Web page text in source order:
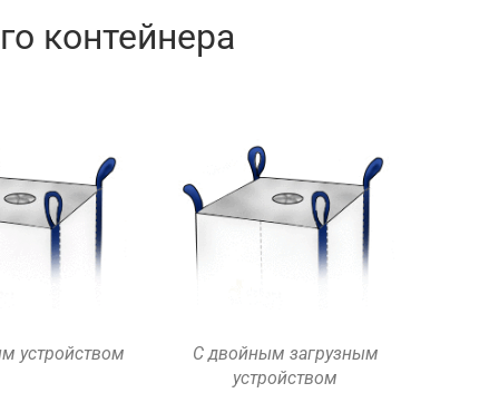
контейнера
устройством
С двойным загрузным
устройством